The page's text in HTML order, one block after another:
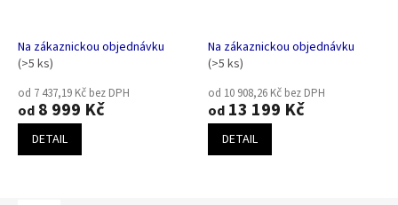
Na zákaznickou objednávku
(>5 ks)
od 7 437,19 Kč bez DPH
od 8 999 Kč
DETAIL
Na zákaznickou objednávku
(>5 ks)
od 10 908,26 Kč bez DPH
od 13 199 Kč
DETAIL